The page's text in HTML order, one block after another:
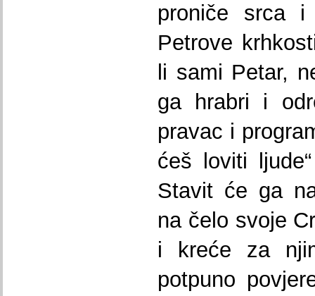
proniče srca i
Petrove
li sami Petar,
ga hrabri i
pravac i
ćeš loviti
Stavit će ga
na čelo svoje
i kreće za
potpuno